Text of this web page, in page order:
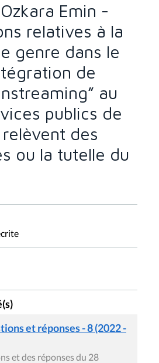
Emin -
relatives à la
genre dans le
de
au
publics de
des
ou la tutelle du
et réponses - 8 (2022 -
et des réponses du 28